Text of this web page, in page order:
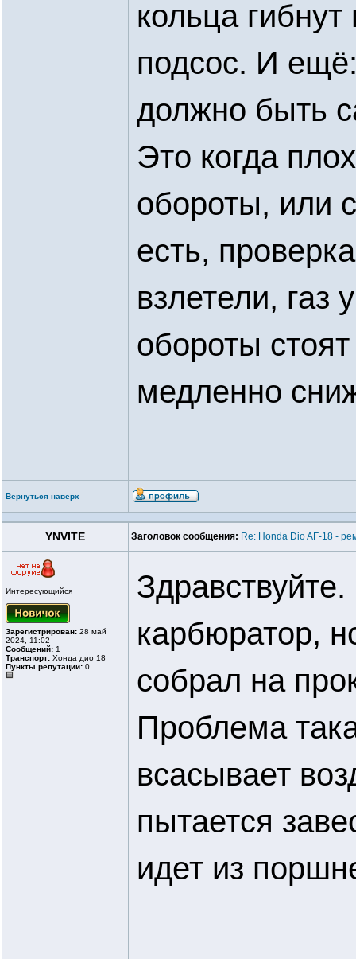
кольца
подсос. И
должно быть
Это когда
обороты, или
есть,
взлетели, газ
обороты
медленно
Вернуться наверх
YNVITE Заголовок сообщения: Re: Honda Dio AF-18 -
Интересующийся
Зарегистрирован: 28 май
2024, 11:02
Сообщений: 1
Транспорт: Хонда дио 18
Пункты репутации: 0
карбюратор,
собрал на
Проблема
всасывает
пытается
идет из